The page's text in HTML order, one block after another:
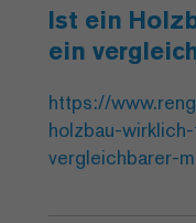
Ist ein
ein
https://
holzbau-
vergleichbarer-